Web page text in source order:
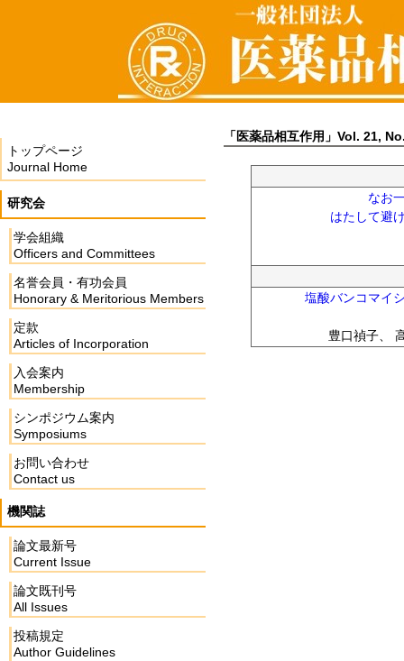
トップページ
Journal Home
研究会
学会組織
Officers and Committees
名誉会員・有功会員
Honorary & Meritorious Members
定款
Articles of Incorporation
入会案内
Membership
シンポジウム案内
Symposiums
お問い合わせ
Contact us
機関誌
論文最新号
Current Issue
論文既刊号
All Issues
投稿規定
Author Guidelines
「医薬品相互作用」Vol. 21,
なお
はたして避
塩酸バンコマイ
豊口禎子、